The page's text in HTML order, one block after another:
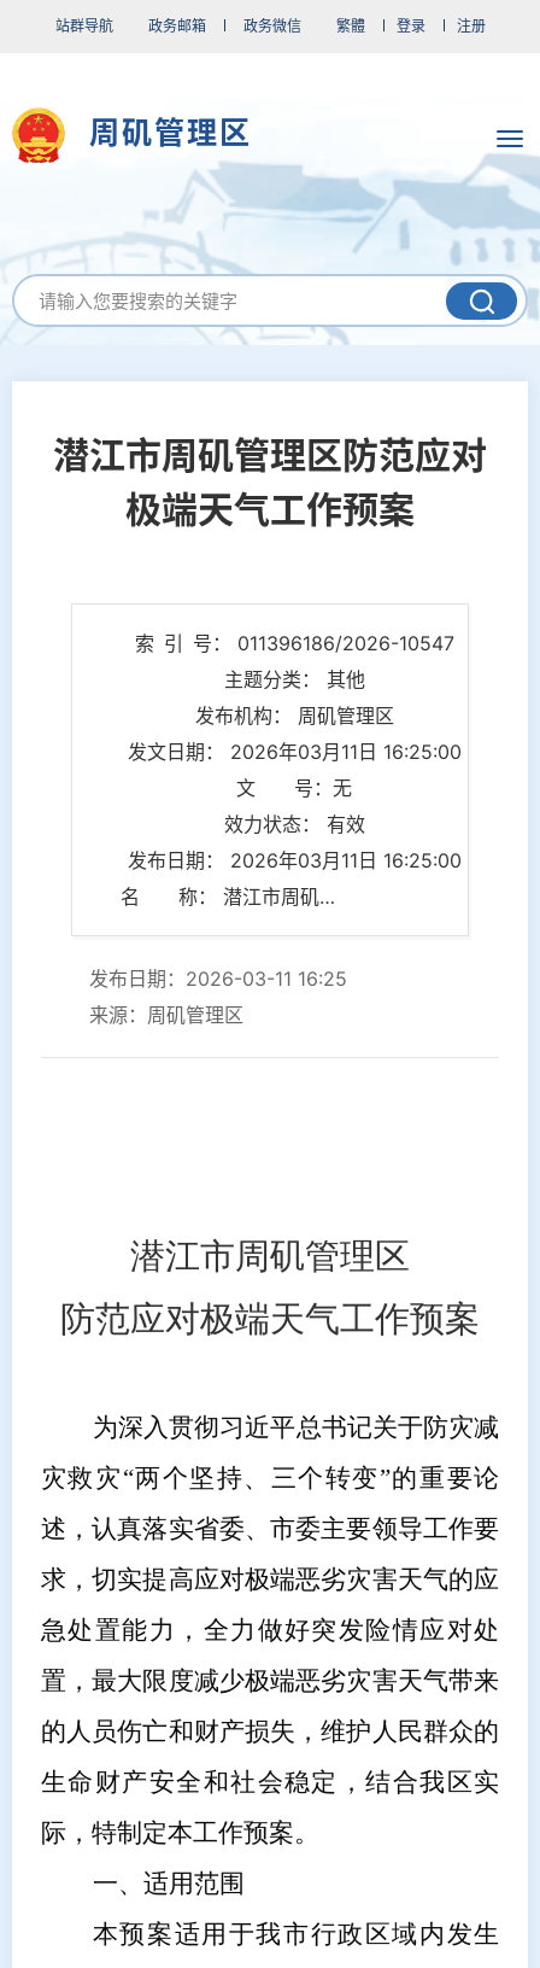
站群导航 政务邮箱 政务微信 繁體 登录 注册
周矶管理区
潜江市周矶管理区防范应对
极端天气工作预案
索 引 号： 011396186/2026-10547
主题分类： 其他
发布机构： 周矶管理区
发文日期： 2026年03月11日 16:25:00
文 号：无
效力状态： 有效
发布日期： 2026年03月11日 16:25:00
名 称： 潜江市周矶管理区防范应对极端天气工作预案
发布日期：2026-03-11 16:25
来源：周矶管理区
潜江市周矶管理区
防范应对极端天气工作预案
为深入贯彻习近平总书记关于防灾减
灾救灾“两个坚持、三个转变”的重要论
述，认真落实省委、市委主要领导工作要
求，切实提高应对极端恶劣灾害天气的应
急处置能力，全力做好突发险情应对处
置 ，最大限度减少极端恶劣灾害天气带来
的人员伤亡和财产损失，维护人民群众的
生命财产安全和社会稳定 ，结合我区实
际，特制定本工作预案。
一、 适用范围
本预案适用于我市行政区域内发生